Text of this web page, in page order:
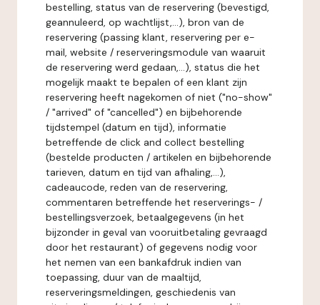
bestelling, status van de reservering (bevestigd,
geannuleerd, op wachtlijst,...), bron van de
reservering (passing klant, reservering per e-
mail, website / reserveringsmodule van waaruit
de reservering werd gedaan,...), status die het
mogelijk maakt te bepalen of een klant zijn
reservering heeft nagekomen of niet ("no-show"
/ "arrived" of "cancelled") en bijbehorende
tijdstempel (datum en tijd), informatie
betreffende de click and collect bestelling
(bestelde producten / artikelen en bijbehorende
tarieven, datum en tijd van afhaling,...),
cadeaucode, reden van de reservering,
commentaren betreffende het reserverings- /
bestellingsverzoek, betaalgegevens (in het
bijzonder in geval van vooruitbetaling gevraagd
door het restaurant) of gegevens nodig voor
het nemen van een bankafdruk indien van
toepassing, duur van de maaltijd,
reserveringsmeldingen, geschiedenis van